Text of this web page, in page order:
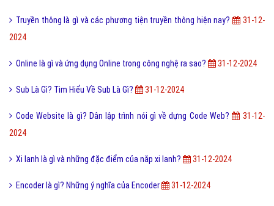
Truyền thông là gì và các phương tiện truyền thông hiện nay?
31-12-
2024
Online là gì và ứng dụng Online trong công nghệ ra sao? 31-12-2024
Sub Là Gì? Tìm Hiểu Về Sub Là Gì? 31-12-2024
Code Website là gì? Dân lập trình nói gì về dựng Code Web?
31-12-
2024
Xi lanh là gì và những đặc điểm của nắp xi lanh? 31-12-2024
Encoder là gì? Những ý nghĩa của Encoder 31-12-2024